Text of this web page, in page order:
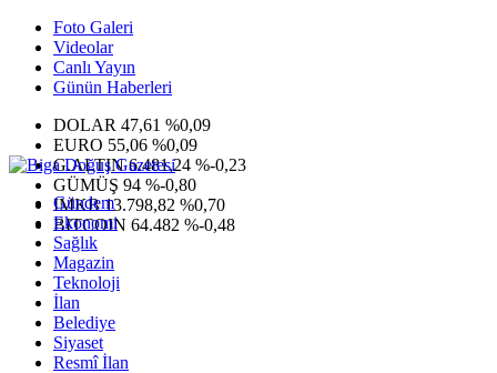
Foto Galeri
Videolar
Canlı Yayın
Günün Haberleri
DOLAR 47,61 %0,09
EURO 55,06 %0,09
G.ALTIN6.481,24 %-0,23
GÜMÜŞ 94 %-0,80
IMKB13.798,82 %0,70
BITCOIN 64.482 %-0,48
Gündem
Ekonomi
Sağlık
Magazin
Teknoloji
İlan
Belediye
Siyaset
Resmî İlan